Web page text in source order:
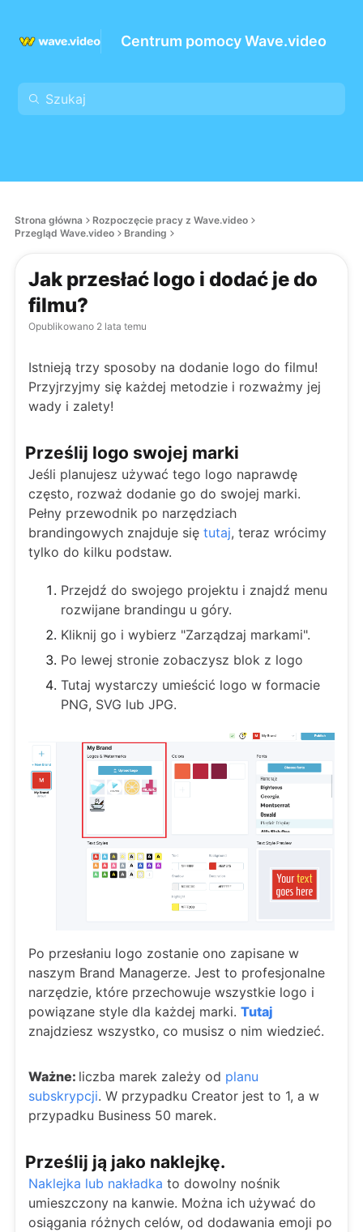
Centrum pomocy Wave.video
Strona główna
Rozpoczęcie pracy z Wave.video
Przegląd Wave.video
Branding
Jak przesłać logo i dodać je do
filmu?
Opublikowano 2 lata temu
Istnieją trzy sposoby na dodanie logo do filmu!
Przyjrzyjmy się każdej metodzie i rozważmy jej
wady i zalety!
Prześlij logo swojej marki
Jeśli planujesz używać tego logo naprawdę
często, rozważ dodanie go do swojej marki.
Pełny przewodnik po narzędziach
brandingowych znajduje się tutaj, teraz wrócimy
tylko do kilku podstaw.
Przejdź do swojego projektu i znajdź menu
rozwijane brandingu u góry.
Kliknij go i wybierz "Zarządzaj markami".
Po lewej stronie zobaczysz blok z logo
Tutaj wystarczy umieścić logo w formacie
PNG, SVG lub JPG.
Po przesłaniu logo zostanie ono zapisane w
naszym Brand Managerze. Jest to profesjonalne
narzędzie, które przechowuje wszystkie logo i
powiązane style dla każdej marki. Tutaj
znajdziesz wszystko, co musisz o nim wiedzieć.
Ważne: liczba marek zależy od planu
subskrypcji. W przypadku Creator jest to 1, a w
przypadku Business 50 marek.
Prześlij ją jako naklejkę.
Naklejka lub nakładka to dowolny nośnik
umieszczony na kanwie. Można ich używać do
osiągania różnych celów, od dodawania emoji po